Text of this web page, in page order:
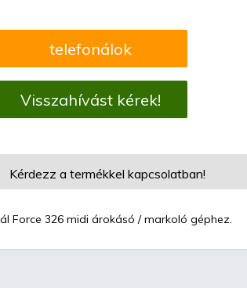
telefonálok
Visszahívást kérek!
Kérdezz a termékkel kapcsolatban!
Force 326 midi árokásó / markoló géphez.